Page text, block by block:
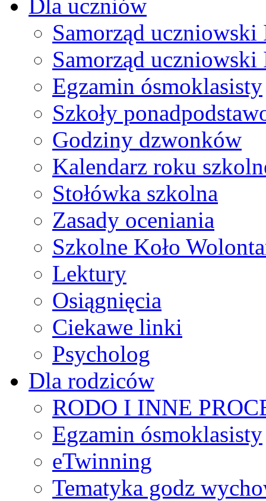
Dla uczniów
Samorząd
Samorząd
Egzamin ósmoklasisty
Szkoły
Godziny dzwonków
Kalendarz roku
Stołówka szkolna
Zasady oceniania
Szkolne Koło
Lektury
Osiągnięcia
Ciekawe linki
Psycholog
Dla rodziców
RODO I INNE
Egzamin ósmoklasisty
eTwinning
Tematyka godz